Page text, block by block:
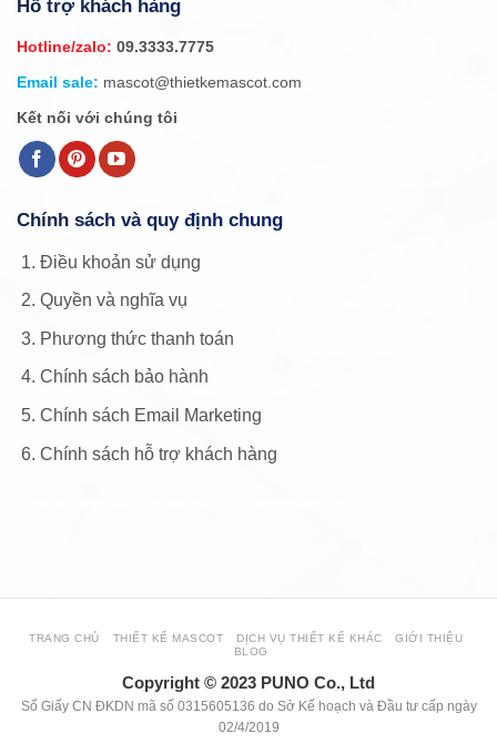
Hỗ trợ khách hàng
Hotline/zalo: 09.3333.7775
Email sale: mascot@thietkemascot.com
Kết nối với chúng tôi
Chính sách và quy định chung
Điều khoản sử dụng
Quyền và nghĩa vụ
Phương thức thanh toán
Chính sách bảo hành
Chính sách Email Marketing
Chính sách hỗ trợ khách hàng
TRANG CHỦ THIẾT KẾ MASCOT DỊCH VỤ THIẾT KẾ KHÁC
GIỚI THIỆU
BLOG
Copyright © 2023 PUNO Co., Ltd
Số Giấy CN ĐKDN mã số 0315605136 do Sở Kế hoạch và Đầu tư cấp ngày
02/4/2019